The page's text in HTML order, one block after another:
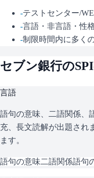
-テストセンター/
-言語・非言語・性
-制限時間内に多く
セブン銀行のSPI
言語
語句の意味、二語関係、
充、長文読解が出題され
ます。
語句の意味二語関係語句